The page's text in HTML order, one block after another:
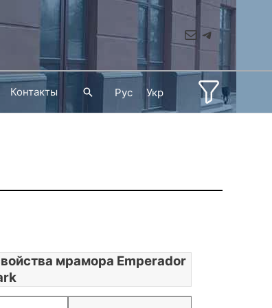
MailTelegram
Контакты ПоискРус Укр
мрамора Emperador